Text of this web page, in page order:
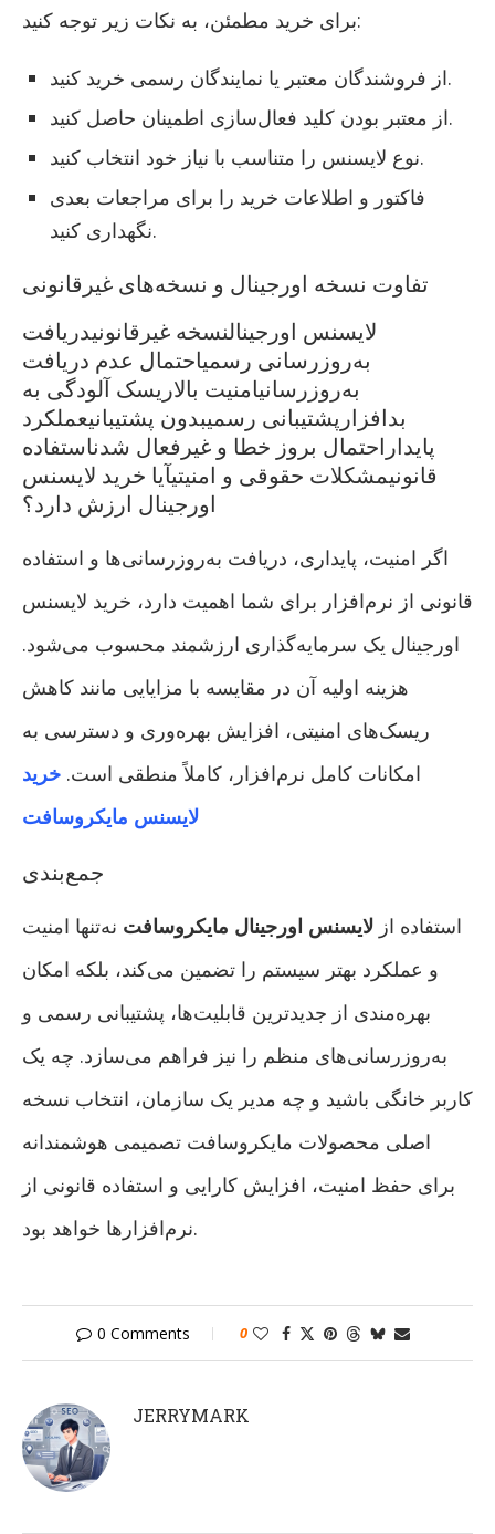
برای خرید مطمئن، به نکات زیر توجه کنید:
از فروشندگان معتبر یا نمایندگان رسمی خرید کنید.
از معتبر بودن کلید فعال‌سازی اطمینان حاصل کنید.
نوع لایسنس را متناسب با نیاز خود انتخاب کنید.
فاکتور و اطلاعات خرید را برای مراجعات بعدی
نگهداری کنید.
تفاوت نسخه اورجینال و نسخه‌های غیرقانونی
لایسنس اورجینالنسخه غیرقانونیدریافت
به‌روزرسانی رسمیاحتمال عدم دریافت
به‌روزرسانیامنیت بالاریسک آلودگی به
بدافزارپشتیبانی رسمیبدون پشتیبانیعملکرد
پایداراحتمال بروز خطا و غیرفعال شدناستفاده
قانونیمشکلات حقوقی و امنیتیآیا خرید لایسنس
اورجینال ارزش دارد؟
اگر امنیت، پایداری، دریافت به‌روزرسانی‌ها و استفاده
قانونی از نرم‌افزار برای شما اهمیت دارد، خرید لایسنس
اورجینال یک سرمایه‌گذاری ارزشمند محسوب می‌شود.
هزینه اولیه آن در مقایسه با مزایایی مانند کاهش
ریسک‌های امنیتی، افزایش بهره‌وری و دسترسی به
امکانات کامل نرم‌افزار، کاملاً منطقی است. خرید
لایسنس مایکروسافت
جمع‌بندی
استفاده از لایسنس اورجینال مایکروسافت نه‌تنها امنیت
و عملکرد بهتر سیستم را تضمین می‌کند، بلکه امکان
بهره‌مندی از جدیدترین قابلیت‌ها، پشتیبانی رسمی و
به‌روزرسانی‌های منظم را نیز فراهم می‌سازد. چه یک
کاربر خانگی باشید و چه مدیر یک سازمان، انتخاب نسخه
اصلی محصولات مایکروسافت تصمیمی هوشمندانه
برای حفظ امنیت، افزایش کارایی و استفاده قانونی از
نرم‌افزارها خواهد بود.
0 Comments 0
JERRYMARK